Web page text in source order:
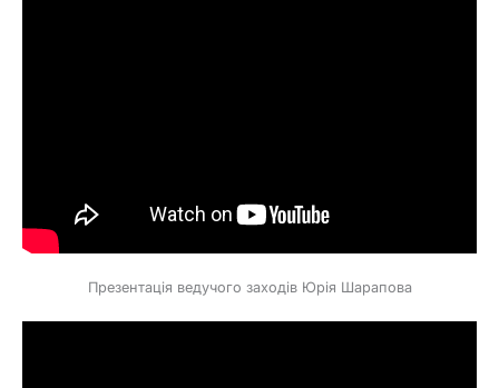
Презентація ведучого заходів Юрія Шарапова